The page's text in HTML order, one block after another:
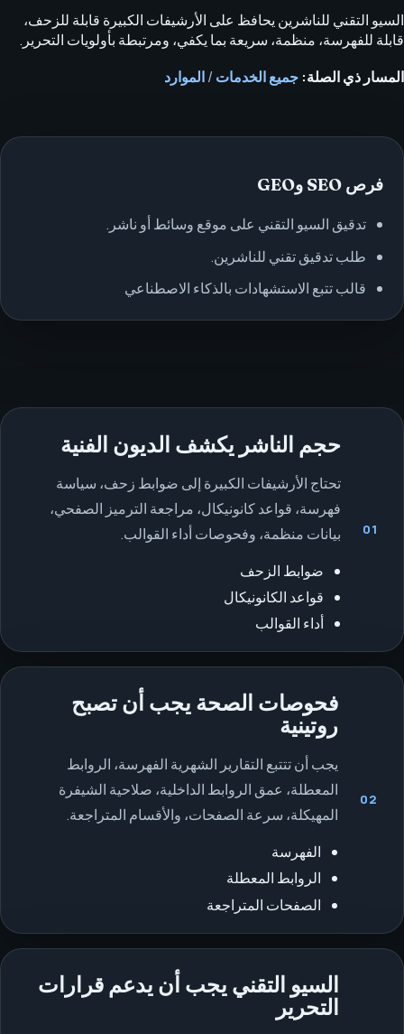
السيو التقني للناشرين يحافظ على الأرشيفات الكبيرة قابلة للزحف،
قابلة للفهرسة، منظمة، سريعة بما يكفي، ومرتبطة بأولويات التحرير.
المسار ذي الصلة: جميع الخدمات /الموارد
فرص SEO وGEO
تدقيق السيو التقني على موقع وسائط أو ناشر.
طلب تدقيق تقني للناشرين.
قالب تتبع الاستشهادات بالذكاء الاصطناعي
01
حجم الناشر يكشف الديون الفنية
تحتاج الأرشيفات الكبيرة إلى ضوابط زحف، سياسة
فهرسة، قواعد كانونيكال، مراجعة الترميز الصفحي،
بيانات منظمة، وفحوصات أداء القوالب.
ضوابط الزحف
قواعد الكانونيكال
أداء القوالب
02
فحوصات الصحة يجب أن تصبح
روتينية
يجب أن تتتبع التقارير الشهرية الفهرسة، الروابط
المعطلة، عمق الروابط الداخلية، صلاحية الشيفرة
المهيكلة، سرعة الصفحات، والأقسام المتراجعة.
الفهرسة
الروابط المعطلة
الصفحات المتراجعة
السيو التقني يجب أن يدعم قرارات
التحرير